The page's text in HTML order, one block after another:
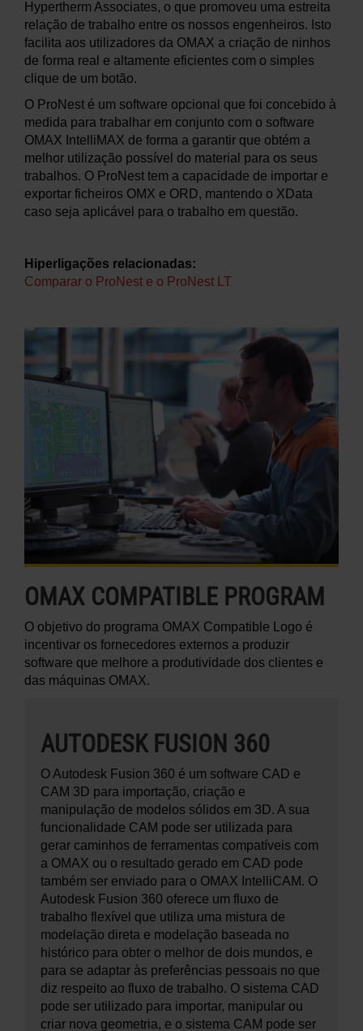
Hypertherm Associates, o que promoveu uma estreita
relação de trabalho entre os nossos engenheiros. Isto
facilita aos utilizadores da OMAX a criação de ninhos
de forma real e altamente eficientes com o simples
clique de um botão.
O ProNest é um software opcional que foi concebido à
medida para trabalhar em conjunto com o software
OMAX IntelliMAX de forma a garantir que obtém a
melhor utilização possível do material para os seus
trabalhos. O ProNest tem a capacidade de importar e
exportar ficheiros OMX e ORD, mantendo o XData
caso seja aplicável para o trabalho em questão.
Hiperligações relacionadas:
Comparar o ProNest e o ProNest LT
OMAX COMPATIBLE PROGRAM
O objetivo do programa OMAX Compatible Logo é
incentivar os fornecedores externos a produzir
software que melhore a produtividade dos clientes e
das máquinas OMAX.
AUTODESK FUSION 360
O Autodesk Fusion 360 é um software CAD e
CAM 3D para importação, criação e
manipulação de modelos sólidos em 3D. A sua
funcionalidade CAM pode ser utilizada para
gerar caminhos de ferramentas compatíveis com
a OMAX ou o resultado gerado em CAD pode
também ser enviado para o OMAX IntelliCAM. O
Autodesk Fusion 360 oferece um fluxo de
trabalho flexível que utiliza uma mistura de
modelação direta e modelação baseada no
histórico para obter o melhor de dois mundos, e
para se adaptar às preferências pessoais no que
diz respeito ao fluxo de trabalho. O sistema CAD
pode ser utilizado para importar, manipular ou
criar nova geometria, e o sistema CAM pode ser